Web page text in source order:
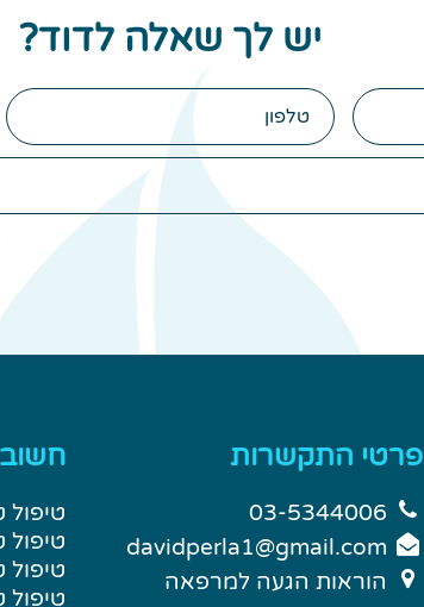
יש לך שאלה לדוד?
פרטי התקשרות
03-5344006
davidperla1@gmail.com
הוראות הגעה למרפאה
טיפול
טיפול
טיפול
טיפול